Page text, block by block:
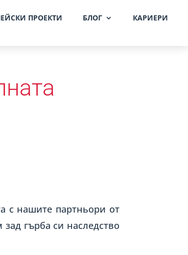
ПРОЕКТИ БЛОГ КАРИЕРИ
с нашите партньори от
гърба си наследство